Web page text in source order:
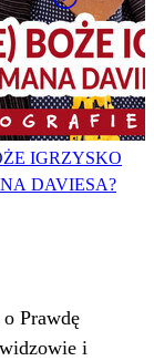
IGRZYSKO
DAVIESA?
Prawdę
i